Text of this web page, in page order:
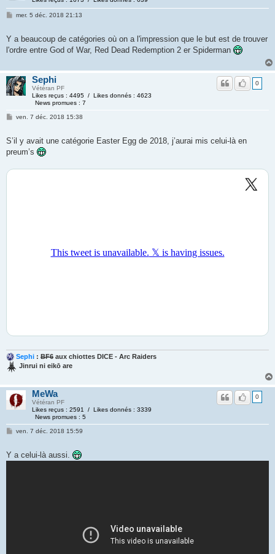
mer. 5 déc. 2018 21:13
Y a beaucoup de catégories où on a l'impression que le but est de trouver
l'ordre entre God of War, Red Dead Redemption 2 er Spiderman
Sephi
Vétéran PF
Likes reçus : 4495 / Likes donnés : 4623
News promues : 7
0
ven. 7 déc. 2018 15:38
S’il y avait une catégorie Easter Egg de 2018, j’aurai mis celui-là en
preum’s
Sephi : BF6 aux chiottes DICE - Arc Raiders
Jinrui ni eikō are
MeWa
Vétéran PF
Likes reçus : 2591 / Likes donnés : 3339
News promues : 5
0
ven. 7 déc. 2018 15:59
Y a celui-là aussi.